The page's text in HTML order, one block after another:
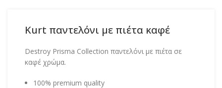
Kurt παντελόνι με πιέτα καφέ
Destroy Prisma Collection παντελόνι με πιέτα σε
καφέ χρώμα.
100% premium quality